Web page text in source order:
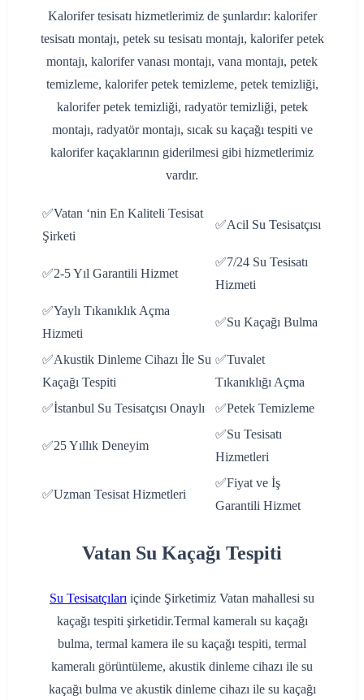
Kalorifer tesisatı hizmetlerimiz de şunlardır: kalorifer
tesisatı montajı, petek su tesisatı montajı, kalorifer petek
montajı, kalorifer vanası montajı, vana montajı, petek
temizleme, kalorifer petek temizleme, petek temizliği,
kalorifer petek temizliği, radyatör temizliği, petek
montajı, radyatör montajı, sıcak su kaçağı tespiti ve
kalorifer kaçaklarının giderilmesi gibi hizmetlerimiz
vardır.
✅Vatan ‘nin En Kaliteli Tesisat
Şirketi
✅Acil Su Tesisatçısı
✅2-5 Yıl Garantili Hizmet
✅7/24 Su Tesisatı
Hizmeti
✅Yaylı Tıkanıklık Açma
Hizmeti
✅Su Kaçağı Bulma
✅Akustik Dinleme Cihazı İle Su
Kaçağı Tespiti
✅Tuvalet
Tıkanıklığı Açma
✅İstanbul Su Tesisatçısı Onaylı
✅Petek Temizleme
✅25 Yıllık Deneyim
✅Su Tesisatı
Hizmetleri
✅Uzman Tesisat Hizmetleri
✅Fiyat ve İş
Garantili Hizmet
Vatan Su Kaçağı Tespiti
Su Tesisatçıları içinde Şirketimiz Vatan mahallesi su
kaçağı tespiti şirketidir.Termal kameralı su kaçağı
bulma, termal kamera ile su kaçağı tespiti, termal
kameralı görüntüleme, akustik dinleme cihazı ile su
kaçağı bulma ve akustik dinleme cihazı ile su kaçağı